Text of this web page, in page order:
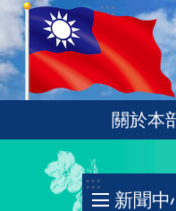
跳到主要內容區塊
:::
關於本
:::
新聞中